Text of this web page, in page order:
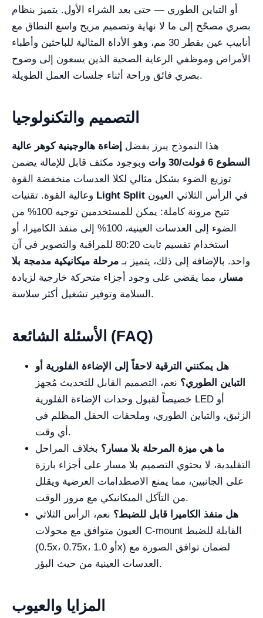
أو التباين الطوري — حتى بعد الشراء الأول. يتميز بنظام
بصري مصحّح إلى ما لا نهاية وتصميم مريح واسع النطاق مع
أنابيب عين بقطر 30 مم، وهو الأداة المثالية للباحثين وأطباء
الأمراض وموظفي الرعاية الصحية الذين يسعون إلى وضوح
بصري فائق وراحة أثناء جلسات العمل الطويلة.
التصميم والتكنولوجيا
هذا النموذج يبرز بفضل إضاءة هالوجينية كوهر عالية
السطوع 6 فولت/30 وات
وبوجود مكثف قابل للإمالة يضمن
توزيع الضوء بشكل مثالي لكلا العدسات منخفضة القوة
Light Split
تتيح مرونة كاملة: يمكن للمستخدمين توجيه 100% من
الضوء إلى العدسات العينية، 100% إلى منفذ الكاميرا، أو
استخدام تقسيم ثابت 80:20 للمراقبة والتصوير في آن
واحد. بالإضافة إلى ذلك، يتميز بـ مرحلة ميكانيكية مدمجة بلا
مسار ، مما يقضي على وجود أجزاء متحركة خارجية لزيادة
السلامة وتوفير تشغيل أكثر سلاسة.
الأسئلة الشائعة (FAQ)
هل يمكنني الترقية لاحقاً إلى الإضاءة الفلورية أو
التباين الطوري؟ نعم، التصميم القابل للتحديث مُجهز
خصيصاً لقبول وحدات الإضاءة الفلورية LED أو
الزئبق، والتباين الطوري، وملحقات الحقل المظلم في
أي وقت.
ما هي ميزة المرحلة بلا مسار؟ بخلاف المراحل
التقليدية، لا يحتوي التصميم بلا مسار على أجزاء بارزة
على الجانبين، مما يمنع الاصطدامات العرضية ويقلل
من التآكل الميكانيكي مع مرور الوقت.
هل منفذ الكاميرا قابل للضبط؟ نعم، الرأس الثلاثي
العيون متوافق مع محولات C-mount القابلة للضبط
(0.5x، 0.75x، أو 1.0x) لضمان توافق الصورة مع
العدسات العينية من حيث البؤر.
المزايا والعيوب